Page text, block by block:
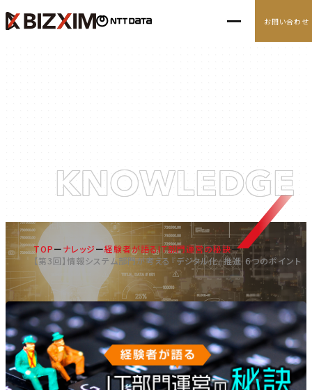
ナレッジ
お問い合わせ
KNOWLEDGE
TOP ナレッジ
経験者が語るIT部門運営の秘訣
【第3回】情報システム部門が考える『デジタル化』推進 ６つのポイント